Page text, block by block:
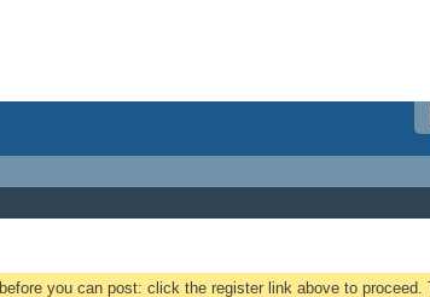
before you can post: click the register link above to